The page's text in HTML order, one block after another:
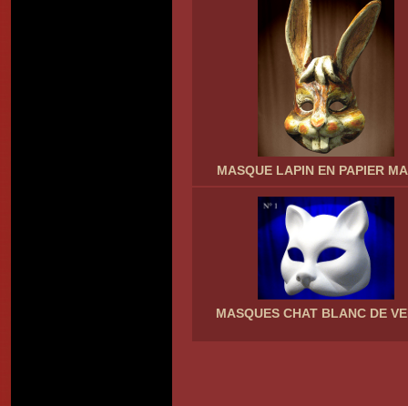
MASQUE LAPIN EN PAPIER
MASQUES CHAT BLANC DE